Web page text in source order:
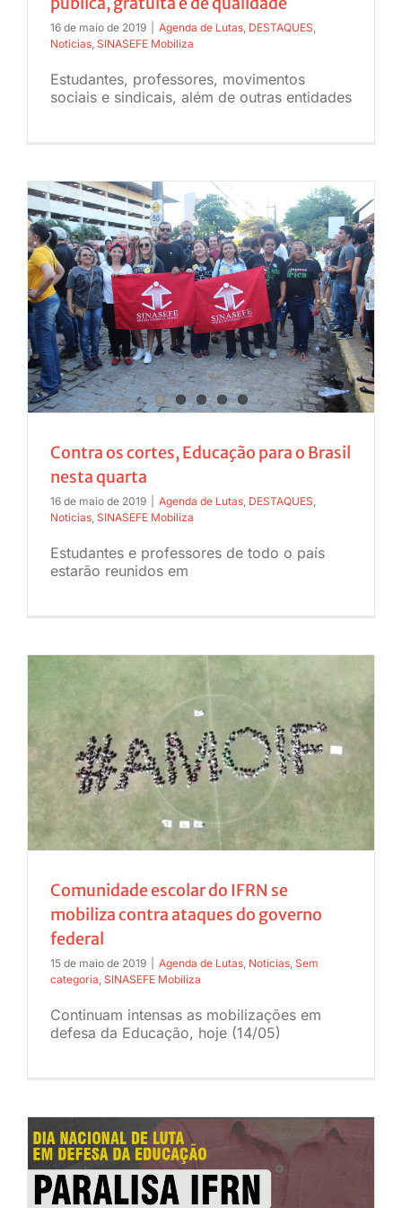
JURÍDICO
CLUBE
16 de maio de 2019 Agenda de Lutas, DESTAQUES,
Noticias, SINASEFE Mobiliza
Estudantes, professores, movimentos
sociais e sindicais, além de outras entidades
Contra os cortes, Educação para o Brasil
nesta quarta
16 de maio de 2019 Agenda de Lutas, DESTAQUES,
Noticias, SINASEFE Mobiliza
Estudantes e professores de todo o país
estarão reunidos em
Comunidade escolar do IFRN se
mobiliza contra ataques do governo
federal
15 de maio de 2019 Agenda de Lutas Noticias Sem
categoria SINASEFE Mobiliza
Continuam intensas as mobilizações em
defesa da Educação, hoje (14/05)